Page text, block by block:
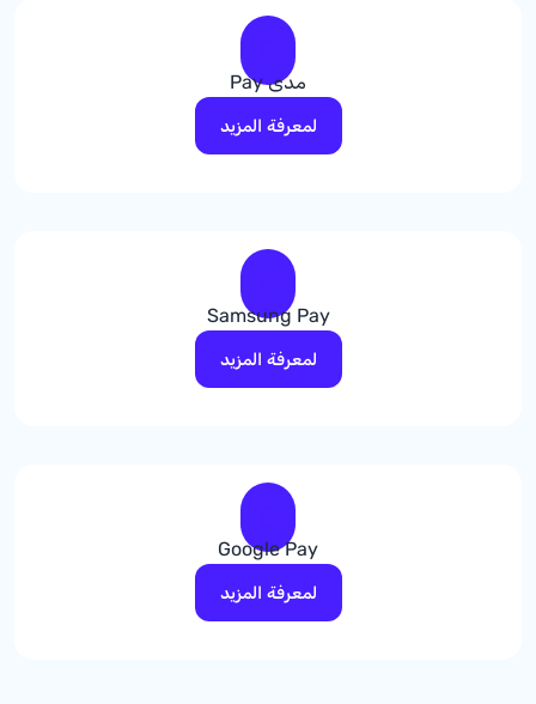
مدى Pay
لمعرفة المزيد
Samsung Pay
لمعرفة المزيد
Google Pay
لمعرفة المزيد